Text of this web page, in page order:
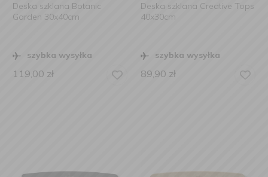
Deska szklana Botanic
Garden 30x40cm
szybka wysyłka
119,00 zł
Deska szklana Creative Tops
40x30cm
szybka wysyłka
89,90 zł